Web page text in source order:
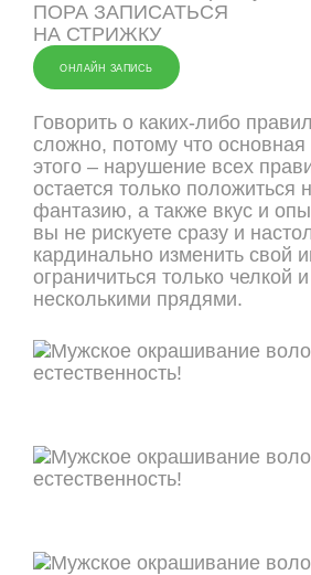
ПОРА ЗАПИСАТЬСЯ
НА СТРИЖКУ
ОНЛАЙН ЗАПИСЬ
Говорить о каких-либо
сложно, потому что основная
этого – нарушение всех
остается только положиться
фантазию, а также вкус и
вы не рискуете сразу и
кардинально изменить свой
ограничиться только челкой
несколькими прядями.